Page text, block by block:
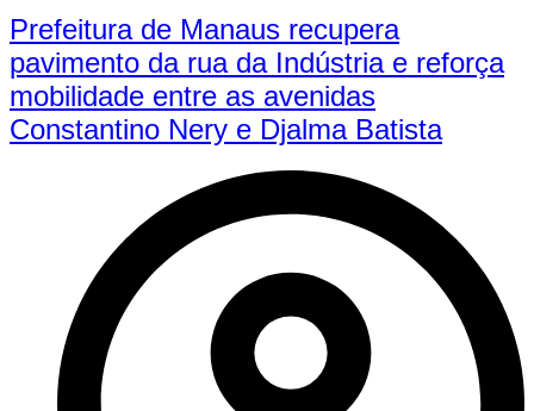
Prefeitura de Manaus recupera
pavimento da rua da Indústria e reforça
mobilidade entre as avenidas
Constantino Nery e Djalma Batista